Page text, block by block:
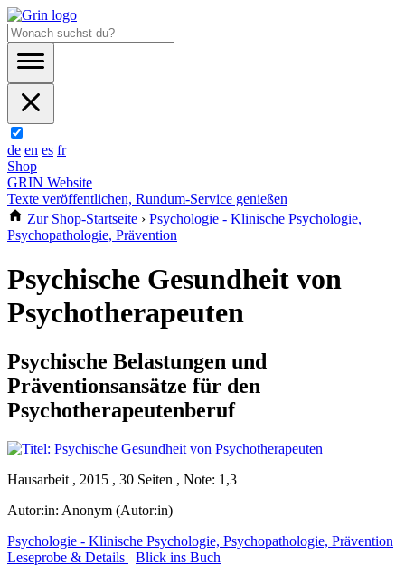
de en es fr
Shop
GRIN Website
Texte veröffentlichen, Rundum-Service genießen
Zur Shop-Startseite › Psychologie - Klinische Psychologie,
Psychopathologie, Prävention
Psychische Gesundheit von
Psychotherapeuten
Psychische Belastungen und
Präventionsansätze für den
Psychotherapeutenberuf
Hausarbeit , 2015 , 30 Seiten , Note: 1,3
Autor:in: Anonym (Autor:in)
Psychologie - Klinische Psychologie, Psychopathologie, Prävention
Leseprobe & Details
Blick ins Buch